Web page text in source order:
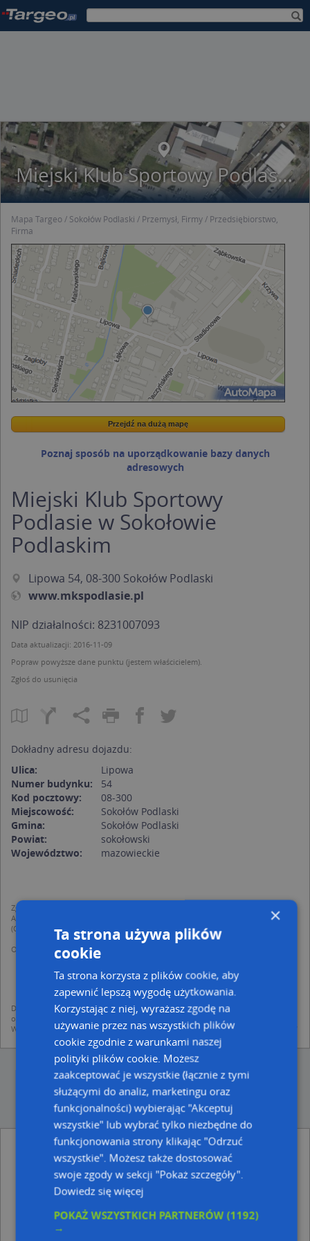
Miejski Klub Sportowy Podlasie w Sokołowie Podlaskim
Mapa Targeo Sokołów Podlaski Przemysł, Firmy
Przedsiębiorstwo,
Firma
Wstaw tę mapkę na swoją stronę
Przejdź na dużą mapę
Przejdź na dużą mapę
Poznaj sposób na uporządkowanie bazy danych
adresowych
Miejski Klub Sportowy
Podlasie w Sokołowie
Podlaskim
Lipowa 54, 08-300 Sokołów Podlaski
www.mkspodlasie.pl
NIP działalności: 8231007093
Data aktualizacji: 2016-11-09
Popraw powyższe dane punktu (jestem właścicielem).
Zgłoś do usunięcia
Dokładny adresu dojazdu:
Ulica:
Lipowa
Numer budynku:
54
Kod pocztowy:
08-300
Miejscowość:
Sokołów Podlaski
Gmina:
Sokołów Podlaski
Powiat:
sokołowski
Województwo:
mazowieckie
Zgodnie z Rozporządzeniem PE i Rady (UE) o Ochronie Danych Osobowych
Administratorem (RODO), administratorem danych jest AutoMapa sp. z o.o.
(Operator) z siedzibą w Warszawie przy ulicy Domaniewskiej 37.
Operator przetwarza dane osobowe w celu:
dodania ich do bazy Targeo oraz publikacji w wyszukiwarce firm i na
mapach (art. 6 ust. 1 lit. f RODO)
udostępniania danych o firmach partnerom biznesowym operatora (art.
6 ust. 1 lit. f RODO)
Dane pochodzą z publicznych baz CEIDG, GUS, REGON, z firmowych stron www
oraz od podmiotów zewnętrznych.
Więcej informacji dot. RODO:http://regulamin.automapa.pl/odo_przetwarzanie/
Miejski Klub Sportowy Podlasie w Sokołowie
Podlaskim - inne Przemysł, Firmy w pobliżu
DPD, Piłsudskiego 5, 08-300 Sokołów Podlaski
DPD, Kolejowa 8B - automat paczkowy, 08-300 Sokołów
Podlaski
Agro Plant M Warchoł, Ząbkowska 15A, 08-300 Sokołów
×
Ta strona używa plików
cookie
Ta strona korzysta z plików cookie, aby
zapewnić lepszą wygodę użytkowania.
Korzystając z niej, wyrażasz zgodę na
używanie przez nas wszystkich plików
cookie zgodnie z warunkami naszej
polityki plików cookie. Możesz
zaakceptować je wszystkie (łącznie z tymi
służącymi do analiz, marketingu oraz
funkcjonalności) wybierając "Akceptuj
wszystkie" lub wybrać tylko niezbędne do
funkcjonowania strony klikając "Odrzuć
wszystkie". Możesz także dostosować
swoje zgody w sekcji "Pokaż szczegóły".
Dowiedz się więcej
POKAŻ WSZYSTKICH PARTNERÓW(1192)
→